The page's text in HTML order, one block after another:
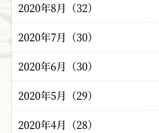
2020年8月（32）
2020年7月（30）
2020年6月（30）
2020年5月（29）
2020年4月（28）